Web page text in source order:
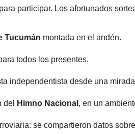
para participar. Los afortunados
Tucumán montada en el andén.
todos los presentes.
independentista desde una
del Himno Nacional , en un
se compartieron datos